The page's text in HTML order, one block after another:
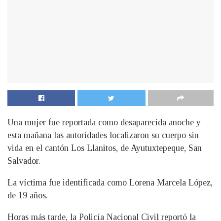
Una mujer fue reportada como desaparecida anoche y
esta mañana las autoridades localizaron su cuerpo sin
vida en el cantón Los Llanitos, de Ayutuxtepeque, San
Salvador.
La víctima fue identificada como Lorena Marcela López,
de 19 años.
Horas más tarde, la Policía Nacional Civil reportó la